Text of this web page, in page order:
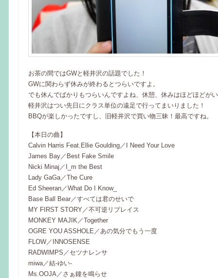
お茶の間ではGWと軽井沢の話題でした！
GWに関わらず休みが終わるとつらいですよ。
でも休んでばかりもつらいんですよね、休憩、休みはほどほどが
軽井沢はつい先日にクラス単位の遠足で行ってまいりました！
BBQが楽しかったですし、旧軽井沢で買い物三昧！最高ですね。
【本日の曲】
Calvin Harris Feat.Ellie Goulding／I Need Your Love
James Bay／Best Fake Smile
Nicki Minaj／I_m the Best
Lady GaGa／The Cure
Ed Sheeran／What Do I Know_
Base Ball Bear／すべては君のせいで
MY FIRST STORY／不可逆リプレイス
MONKEY MAJIK／Together
OGRE YOU ASSHOLE／あの気分でもう一度
FLOW／INNOSENSE
RADWIMPS／セツナレンサ
miwa／結‐ゆい‐
Ms.OOJA／さぁ鐘を鳴らせ